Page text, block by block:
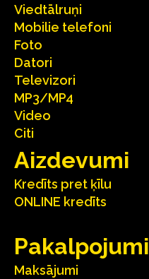
Viedtālruņi
Mobilie telefoni
Foto
Datori
Televizori
MP3/MP4
Video
Citi
Aizdevumi
Kredīts pret ķīlu
ONLINE kredīts
Pakalpojumi
Maksājumi